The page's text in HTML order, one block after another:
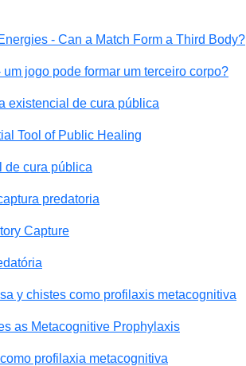
- Can a Match Form a Third Body?
jogo pode formar um terceiro corpo?
existencial de cura pública
Tool of Public Healing
de cura pública
predatoria
Capture
y chistes como profilaxis metacognitiva
as Metacognitive Prophylaxis
profilaxia metacognitiva